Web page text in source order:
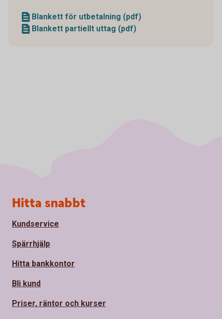
Blankett för utbetalning (pdf)
Blankett partiellt uttag (pdf)
Sidfot
Hitta snabbt
Kundservice
Spärrhjälp
Hitta bankkontor
Bli kund
Priser, räntor och kurser